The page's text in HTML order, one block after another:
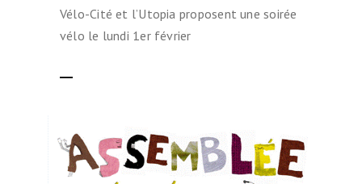
Vélo-Cité et l’Utopia proposent une soirée
vélo le lundi 1er février